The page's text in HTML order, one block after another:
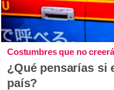
Costumbres que no
¿Qué pensarías si
país?